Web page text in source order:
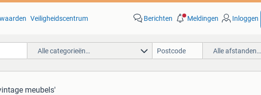
Veiligheidscentrum Berichten Meldingen Inloggen
Alle categorieën… Alle afstanden…
meubels'